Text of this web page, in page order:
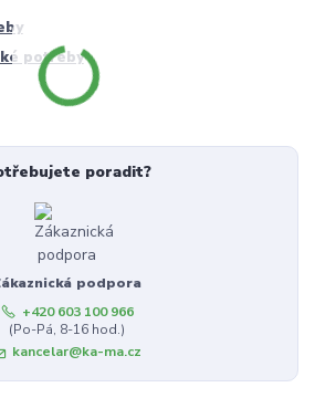
potřeby
poradit?
podpora
+420 603 100 966
(Po-Pá, 8-16 hod.)
kancelar@ka-ma.cz